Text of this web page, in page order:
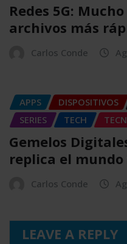
Redes 5G:
archivos más
Carlos Conde
APPS DISPOSITIVOS
SERIES
TECH
Gemelos
replica el
Carlos Conde
LEAVE A REPLY